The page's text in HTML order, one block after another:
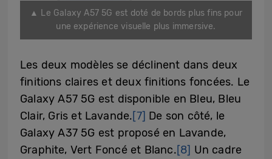
▲ Le Galaxy A57 5G est doté de bords plus fins pour
une expérience visuelle plus immersive.
Les deux modèles se déclinent dans deux
finitions claires et deux finitions foncées. Le
Galaxy A57 5G est disponible en Bleu, Bleu
Clair, Gris et Lavande.[7] De son côté, le
Galaxy A37 5G est proposé en Lavande,
Graphite, Vert Foncé et Blanc.[8] Un cadre